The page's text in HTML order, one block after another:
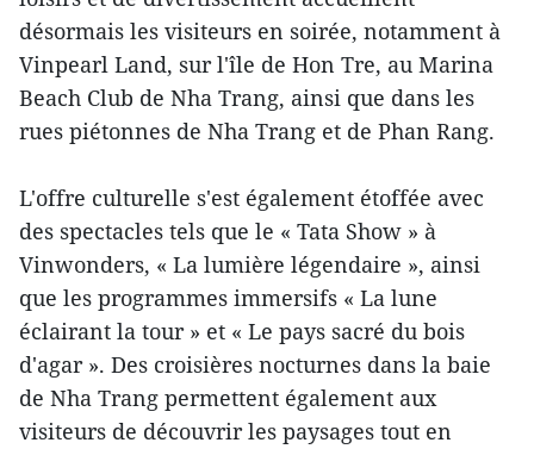
désormais les visiteurs en soirée, notamment à
Vinpearl Land, sur l'île de Hon Tre, au Marina
Beach Club de Nha Trang, ainsi que dans les
rues piétonnes de Nha Trang et de Phan Rang.
L'offre culturelle s'est également étoffée avec
des spectacles tels que le « Tata Show » à
Vinwonders, « La lumière légendaire », ainsi
que les programmes immersifs « La lune
éclairant la tour » et « Le pays sacré du bois
d'agar ». Des croisières nocturnes dans la baie
de Nha Trang permettent également aux
visiteurs de découvrir les paysages tout en